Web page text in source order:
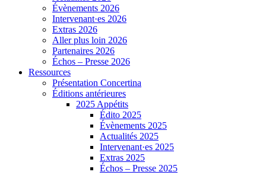
Évènements 2026
Intervenant·es 2026
Extras 2026
Aller plus loin 2026
Partenaires 2026
Échos – Presse 2026
Ressources
Présentation Concertina
Éditions antérieures
2025 Appétits
Édito 2025
Évènements 2025
Actualités 2025
Intervenant·es 2025
Extras 2025
Échos – Presse 2025